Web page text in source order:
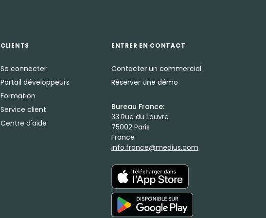
CLIENTS
Se connecter
Portail développeurs
Formation
Service client
Centre d'aide
ENTRER EN CONTACT
Contacter un commercial
Réserver une démo
Bureau France:
33 Rue du Louvre
75002 Paris
France
info.france@medius.com